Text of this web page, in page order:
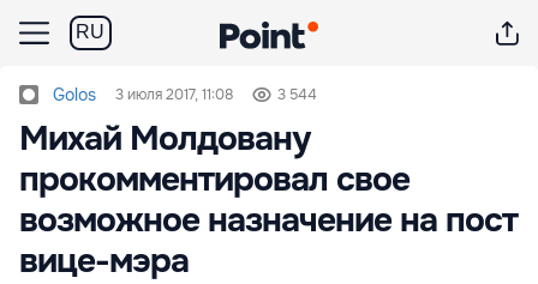
RU
Golos 3 июля 2017, 11:08 3 544
Михай Молдовану
прокомментировал свое
возможное назначение на пост
вице-мэра